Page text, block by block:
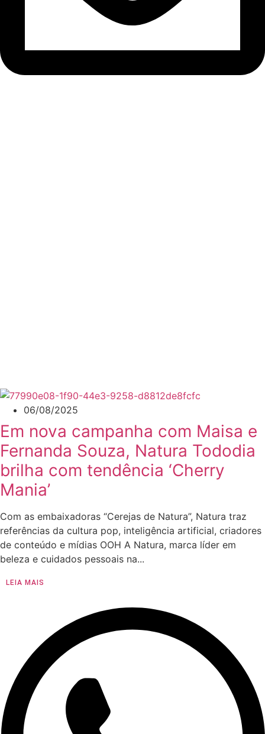
06/08/2025
Em nova campanha com Maisa e
Fernanda Souza, Natura Tododia
brilha com tendência ‘Cherry
Mania’
Com as embaixadoras “Cerejas de Natura”, Natura traz
referências da cultura pop, inteligência artificial, criadores
de conteúdo e mídias OOH A Natura, marca líder em
beleza e cuidados pessoais na...
LEIA MAIS